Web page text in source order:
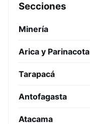
Secciones
Minería
Arica y Parinacota
Tarapacá
Antofagasta
Atacama